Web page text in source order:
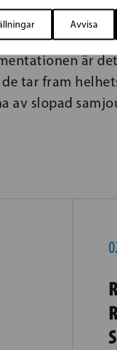
Avvisa
samtliga
är
tar fram
av slopad